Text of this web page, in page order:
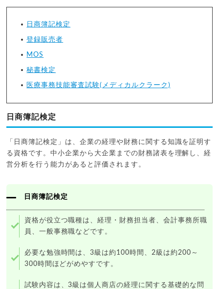
日商簿記検定
登録販売者
MOS
秘書検定
医療事務技能審査試験(メディカルクラーク)
日商簿記検定
「日商簿記検定」は、企業の経理や財務に関する知識を証明す
る資格です。中小企業から大企業までの財務諸表を理解し、経
営分析を行う能力があると評価されます。
日商簿記検定
資格が役立つ職種は、経理・財務担当者、会計事務所職
員、一般事務職などです。
必要な勉強時間は、3級は約100時間、2級は約200～
300時間ほどがめやすです。
試験内容は、3級は個人商店の経理に関する基礎的な問